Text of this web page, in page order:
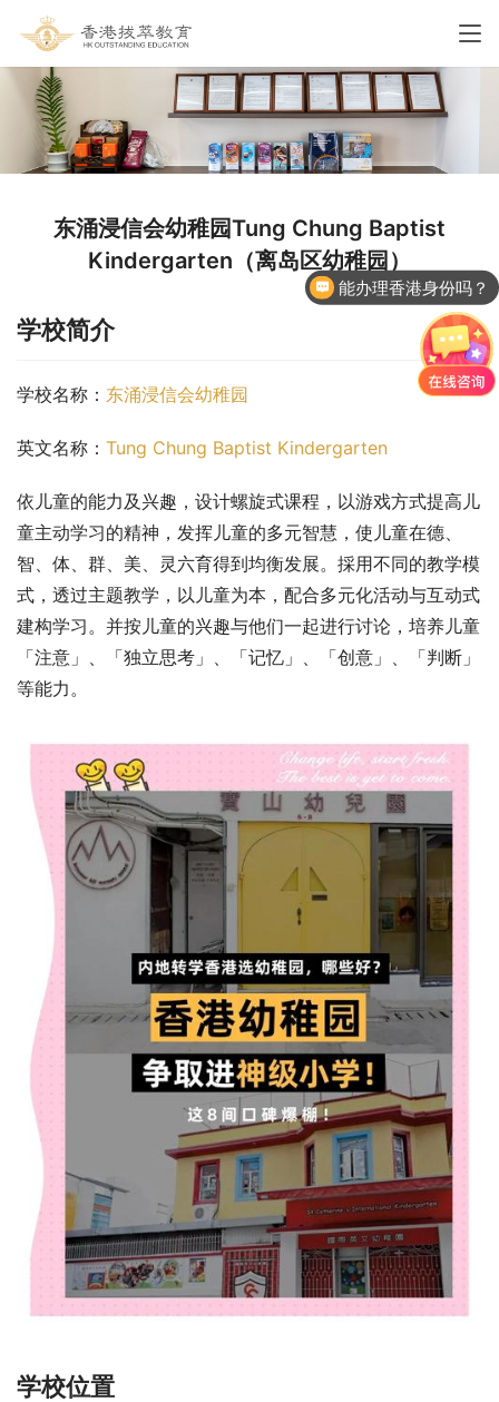
东涌浸信会幼稚园Tung Chung Baptist
Kindergarten（离岛区幼稚园）
学校简介
学校名称： 东涌浸信会幼稚园
英文名称： Tung Chung Baptist Kindergarten
依儿童的能力及兴趣，设计螺旋式课程，以游戏方式提高儿
童主动学习的精神，发挥儿童的多元智慧，使儿童在德、
智、体、群、美、灵六育得到均衡发展。採用不同的教学模
式，透过主题教学，以儿童为本，配合多元化活动与互动式
建构学习。并按儿童的兴趣与他们一起进行讨论，培养儿童
「注意」、「独立思考」、「记忆」、「创意」、「判断」
等能力。
学校位置
能办理香港身份吗？